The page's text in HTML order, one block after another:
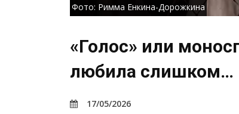
Фото: Римма Енкина-Дорожкина
«Голос» или
любила слишком…
17/05/2026